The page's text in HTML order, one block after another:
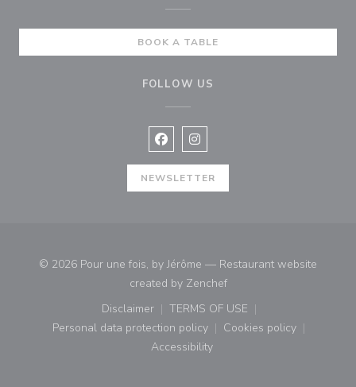
BOOK A TABLE
FOLLOW US
Facebook ((opens in a new
Instagram ((opens in a new
NEWSLETTER
© 2026 Pour une fois, by Jérôme — Restaurant website
created by Zenchef((opens in a new
Disclaimer
((opens in a new window))
TERMS OF USE
((opens in a new window))
Personal data protection policy
((opens in a new window))
Cookies policy
((opens in a new
Accessibility
((opens in a new window))